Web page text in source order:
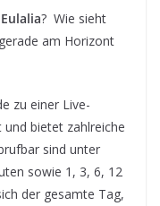
? Wie sieht
am Horizont
zu einer Live-
bietet zahlreiche
sind unter
sowie 1, 3, 6, 12
der gesamte Tag,